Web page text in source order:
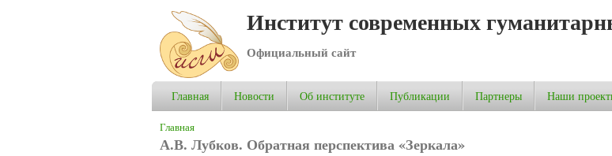
Институт современных
Официальный сайт
Главная Новости Об институте Публикации Партнеры Наши
Вы здесь
Главная
А.В. Лубков. Обратная перспектива «Зеркала»